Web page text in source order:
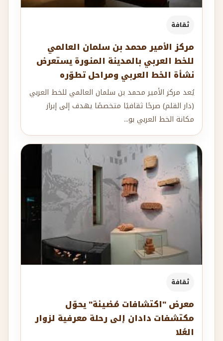
ثقافة
مركز الأمير محمد بن سلمان العالمي
للخط العربي بالمدينة المنورة يستعرض
نشأة الخط العربي ومراحل تطوّره
يُعد مركز الأمير محمد بن سلمان العالمي للخط العربي
(دار القلم) صرحًا ثقافيًا متخصصًا يهدف إلى إبراز
مكانة الخط العربي بو...
ثقافة
معرض "اكتشافات مُضيئة" يحوّل
مكتشفات دادان إلى رحلة معرفية لزوار
العُلا